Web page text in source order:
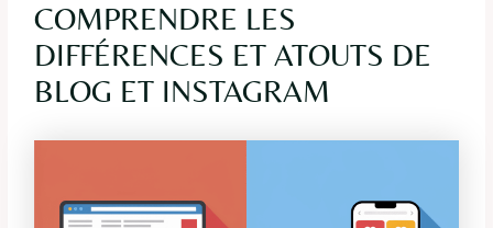
COMPRENDRE LES
DIFFÉRENCES ET ATOUTS DE
BLOG ET INSTAGRAM